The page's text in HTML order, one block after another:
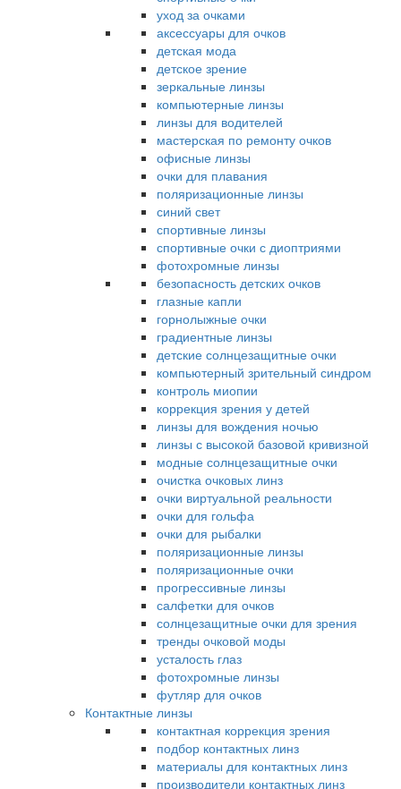
уход за очками
аксессуары для очков
детская мода
детское зрение
зеркальные линзы
компьютерные линзы
линзы для водителей
мастерская по ремонту очков
офисные линзы
очки для плавания
поляризационные линзы
синий свет
спортивные линзы
спортивные очки с диоптриями
фотохромные линзы
безопасность детских очков
глазные капли
горнолыжные очки
градиентные линзы
детские солнцезащитные очки
компьютерный зрительный синдром
контроль миопии
коррекция зрения у детей
линзы для вождения ночью
линзы с высокой базовой кривизной
модные солнцезащитные очки
очистка очковых линз
очки виртуальной реальности
очки для гольфа
очки для рыбалки
поляризационные линзы
поляризационные очки
прогрессивные линзы
салфетки для очков
солнцезащитные очки для зрения
тренды очковой моды
усталость глаз
фотохромные линзы
футляр для очков
Контактные линзы
контактная коррекция зрения
подбор контактных линз
материалы для контактных линз
производители контактных линз